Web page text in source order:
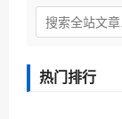
热门排行